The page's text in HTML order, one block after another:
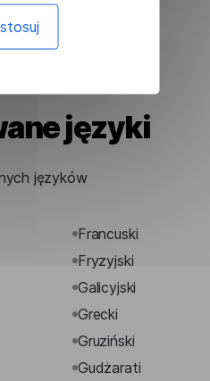
języki
języków
Francuski
Fryzyjski
Galicyjski
Grecki
Gruziński
Gudżarati